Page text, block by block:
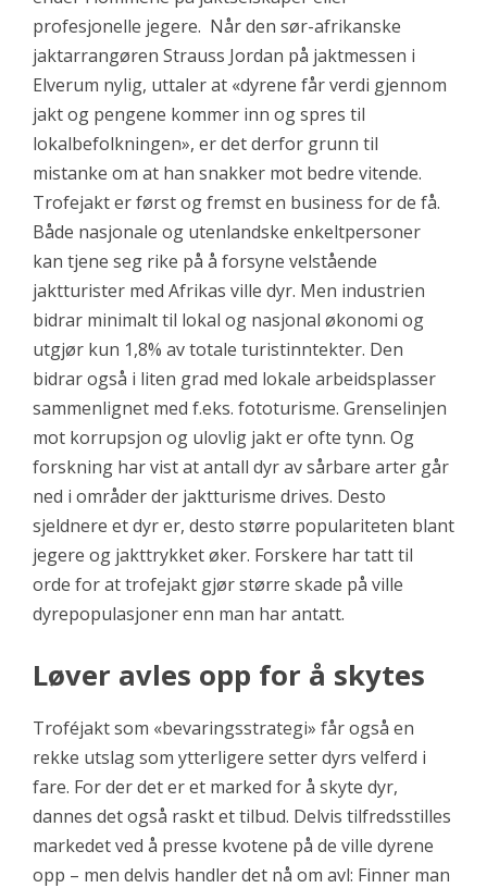
profesjonelle jegere. Når den sør-afrikanske
jaktarrangøren Strauss Jordan på jaktmessen i
Elverum nylig, uttaler at «dyrene får verdi gjennom
jakt og pengene kommer inn og spres til
lokalbefolkningen», er det derfor grunn til
mistanke om at han snakker mot bedre vitende.
Trofejakt er først og fremst en business for de få.
Både nasjonale og utenlandske enkeltpersoner
kan tjene seg rike på å forsyne velstående
jaktturister med Afrikas ville dyr. Men industrien
bidrar minimalt til lokal og nasjonal økonomi og
utgjør kun 1,8% av totale turistinntekter. Den
bidrar også i liten grad med lokale arbeidsplasser
sammenlignet med f.eks. fototurisme. Grenselinjen
mot korrupsjon og ulovlig jakt er ofte tynn. Og
forskning har vist at antall dyr av sårbare arter går
ned i områder der jaktturisme drives. Desto
sjeldnere et dyr er, desto større populariteten blant
jegere og jakttrykket øker. Forskere har tatt til
orde for at trofejakt gjør større skade på ville
dyrepopulasjoner enn man har antatt.
Løver avles opp for å skytes
Troféjakt som «bevaringsstrategi» får også en
rekke utslag som ytterligere setter dyrs velferd i
fare. For der det er et marked for å skyte dyr,
dannes det også raskt et tilbud. Delvis tilfredsstilles
markedet ved å presse kvotene på de ville dyrene
opp – men delvis handler det nå om avl: Finner man